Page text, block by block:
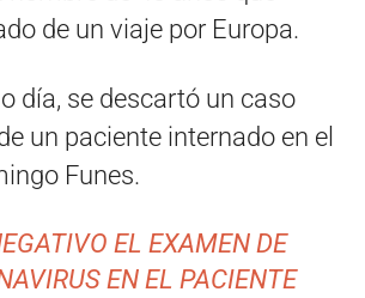
de un viaje por Europa.
día, se descartó un caso
un paciente internado en el
Funes.
EL EXAMEN DE
EN EL PACIENTE